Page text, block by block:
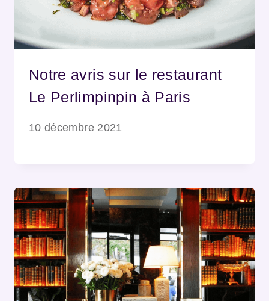
Notre avris sur le restaurant
Le Perlimpinpin à Paris
10 décembre 2021